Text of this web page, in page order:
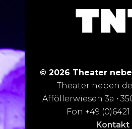
© 2026 Theater
Theater neben
Afföllerwiesen 3a •
Fon +49 (0)6421
Kontakt